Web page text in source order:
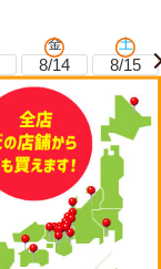
金
8/14
土
8/15